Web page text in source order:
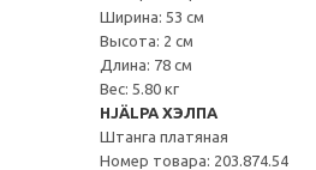
Ширина: 53 см
Высота: 2 см
Длина: 78 см
Вес: 5.80 кг
HJÄLPA ХЭЛПА
Штанга платяная
Номер товара: 203.874.54